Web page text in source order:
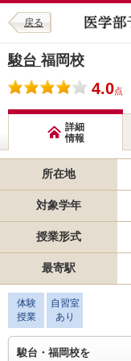
戻る
駿台 福岡校
4.0点
詳細
情報
所在地
対象学年
授業形式
最寄駅
体験
授業
自習室
あり
駿台・福岡校を